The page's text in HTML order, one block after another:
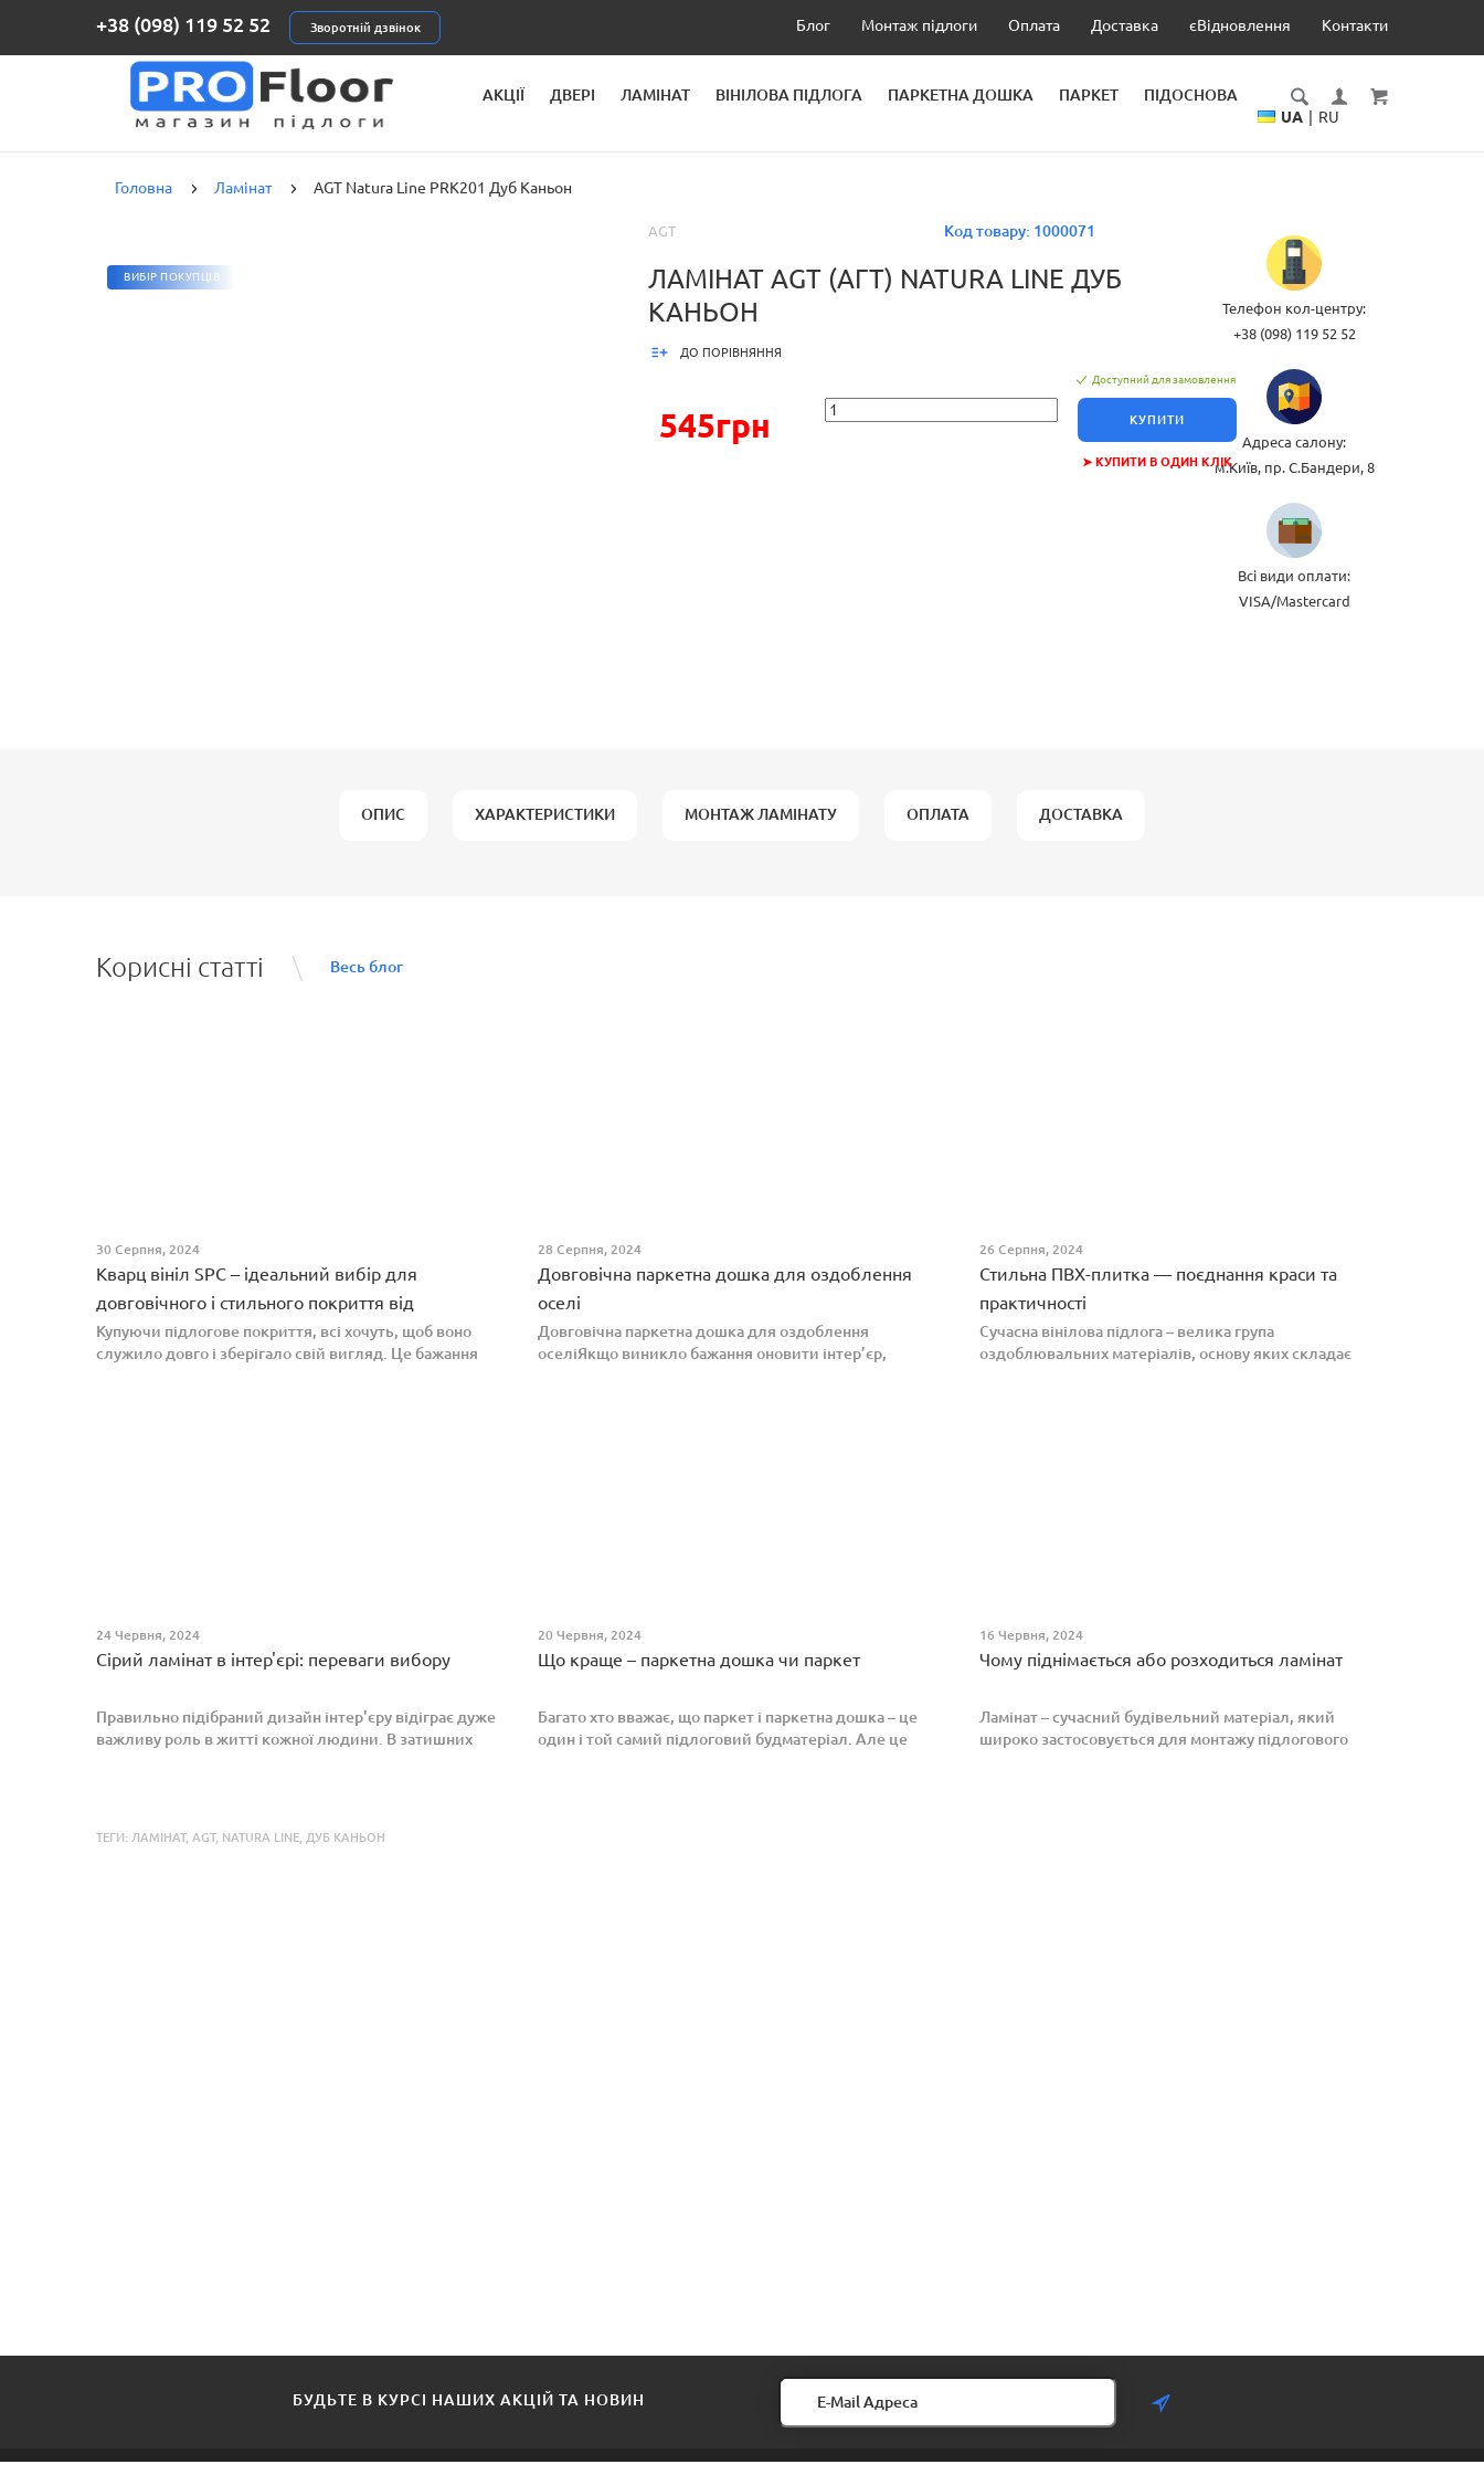
+38 (098) 119 52 52 Зворотній дзвінок Блог Монтаж підлоги Оплата Доставка єВідновлення Контакти
АКЦІЇ ДВЕРІ ЛАМІНАТ ВІНІЛОВА ПІДЛОГА ПАРКЕТНА ДОШКА ПАРКЕТ
ПІДОСНОВА
UA RU
Головна Ламінат AGT Natura Line PRK201 Дуб Каньон
ВИБІР ПОКУПЦІВ
Код товару: 1000071
AGT
ЛАМІНАТ AGT (АГТ) NATURA LINE ДУБ
КАНЬОН
ДО ПОРІВНЯННЯ
545грн
Доступний для замовлення
КУПИТИ
➤ КУПИТИ В ОДИН КЛІК
Телефон кол-центру:
+38 (098) 119 52 52
Адреса салону:
м.Київ, пр. С.Бандери, 8
Всі види оплати:
VISA/Mastercard
ОПИС ХАРАКТЕРИСТИКИ МОНТАЖ ЛАМІНАТУ ОПЛАТА ДОСТАВКА
Корисні статті Весь блог
30 Серпня, 2024
Кварц вініл SPC – ідеальний вибір для
довговічного і стильного покриття від
PROFLOOR
Купуючи підлогове покриття, всі хочуть, щоб воно
служило довго і зберігало свій вигляд. Це бажання
28 Серпня, 2024
Довговічна паркетна дошка для оздоблення
оселі
Довговічна паркетна дошка для оздоблення
оселіЯкщо виникло бажання оновити інтер’єр,
26 Серпня, 2024
Стильна ПВХ-плитка — поєднання краси та
практичності
Сучасна вінілова підлога – велика група
оздоблювальних матеріалів, основу яких складає
24 Червня, 2024
Сірий ламінат в інтер'єрі: переваги вибору
Правильно підібраний дизайн інтер'єру відіграє дуже
важливу роль в житті кожної людини. В затишних
20 Червня, 2024
Що краще – паркетна дошка чи паркет
Багато хто вважає, що паркет і паркетна дошка – це
один і той самий підлоговий будматеріал. Але це
16 Червня, 2024
Чому піднімається або розходиться ламінат
Ламінат – сучасний будівельний матеріал, який
широко застосовується для монтажу підлогового
ТЕГИ: ЛАМІНАТ, AGT, NATURA LINE ДУБ КАНЬОН
БУДЬТЕ В КУРСІ НАШИХ АКЦІЙ ТА НОВИН